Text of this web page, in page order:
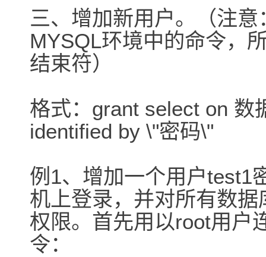
三、增加新用户。（注
MYSQL环境中的命令，
结束符）
格式：grant select on 数
identified by \"密码\"
例1、增加一个用户test1
机上登录，并对所有数
权限。首先用以root用户
令：